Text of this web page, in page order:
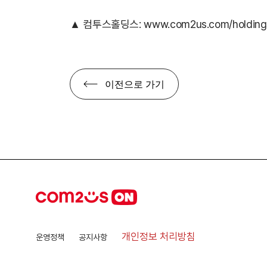
▲ 컴투스홀딩스:www.com2us.com/
이전으로 가기
운영정책 공지사항 개인정보 처리방침